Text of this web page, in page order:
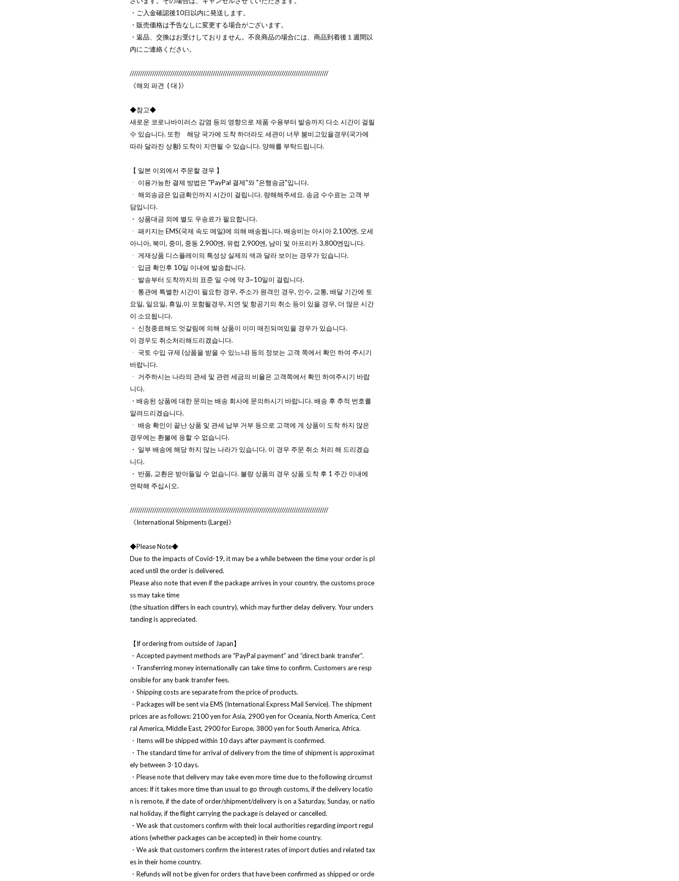
・ご入金確認後10日以内に発送します。
・販売価格は予告なしに変更する場合がございます。
・返品、交換はお受けしておりません。不良商品の場合には、商品到着後１週間以
内にご連絡ください。
//////////////////////////////////////////////////////////////////////////////////////////////////
《해외 파견 ( 대 )》
◆참고◆
새로운 코로나바이러스 감염 등의 영향으로 제품 수용부터 발송까지 다소 시간이 걸릴
수 있습니다. 또한 해당 국가에 도착 하더라도 세관이 너무 붐비고있을경우(국가에
따라 달라진 상황) 도착이 지연될 수 있습니다. 양해를 부탁드립니다.
【 일본 이외에서 주문할 경우 】
ㆍ 이용가능한 결제 방법은 "PayPal 결제"와 "은행송금"입니다.
ㆍ 해외송금은 입금확인까지 시간이 걸립니다. 량해해주세요. 송금 수수료는 고객 부
담입니다.
・ 상품대금 외에 별도 우송료가 필요합니다.
ㆍ 패키지는 EMS(국제 속도 메일)에 의해 배송됩니다. 배송비는 아시아 2,100엔, 오세
아니아, 북미, 중미, 중동 2,900엔, 유럽 2,900엔, 남미 및 아프리카 3,800엔입니다.
ㆍ 게재상품 디스플레이의 특성상 실제의 색과 달라 보이는 경우가 있습니다.
ㆍ 입금 확인후 10일 이내에 발송합니다.
ㆍ 발송부터 도착까지의 표준 일 수에 약 3~10일이 걸립니다.
ㆍ 통관에 특별한 시간이 필요한 경우, 주소가 원격인 경우, 인수, 교통, 배달 기간에 토
요일, 일요일, 휴일,이 포함될경우, 지연 및 항공기의 취소 등이 있을 경우, 더 많은 시간
이 소요됩니다.
・ 신청종료해도 엇갈림에 의해 상품이 이미 매진되여있을 경우가 있습니다.
이 경우도 취소처리해드리겠습니다.
ㆍ 국토 수입 규제 (상품을 받을 수 있느냐) 등의 정보는 고객 쪽에서 확인 하여 주시기
바랍니다.
ㆍ 거주하시는 나라의 관세 및 관련 세금의 비율은 고객쪽에서 확인 하여주시기 바랍
니다.
・배송된 상품에 대한 문의는 배송 회사에 문의하시기 바랍니다. 배송 후 추적 번호를
알려드리겠습니다.
ㆍ 배송 확인이 끝난 상품 및 관세 납부 거부 등으로 고객에 게 상품이 도착 하지 않은
경우에는 환불에 응할 수 없습니다.
・ 일부 배송에 해당 하지 않는 나라가 있습니다. 이 경우 주문 취소 처리 해 드리겠습
니다.
・ 반품, 교환은 받아들일 수 없습니다. 불량 상품의 경우 상품 도착 후 1 주간 이내에
연락해 주십시오.
//////////////////////////////////////////////////////////////////////////////////////////////////
《International Shipments (Large)》
◆Please Note◆
Due to the impacts of Covid-19, it may be a while between the time your order is pl
aced until the order is delivered.
Please also note that even if the package arrives in your country, the customs proce
ss may take time
(the situation differs in each country), which may further delay delivery. Your unders
tanding is appreciated.
【If ordering from outside of Japan】
・Accepted payment methods are “PayPal payment” and “direct bank transfer”.
・Transferring money internationally can take time to confirm. Customers are resp
onsible for any bank transfer fees.
・Shipping costs are separate from the price of products.
・Packages will be sent via EMS (International Express Mail Service). The shipment
prices are as follows: 2100 yen for Asia, 2900 yen for Oceania, North America, Cent
ral America, Middle East, 2900 for Europe, 3800 yen for South America, Africa.
・Items will be shipped within 10 days after payment is confirmed.
・The standard time for arrival of delivery from the time of shipment is approximat
ely between 3-10 days.
・Please note that delivery may take even more time due to the following circumst
ances: If it takes more time than usual to go through customs, if the delivery locatio
n is remote, if the date of order/shipment/delivery is on a Saturday, Sunday, or natio
nal holiday, if the flight carrying the package is delayed or cancelled.
・We ask that customers confirm with their local authorities regarding import regul
ations (whether packages can be accepted) in their home country.
・We ask that customers confirm the interest rates of import duties and related tax
es in their home country.
・Refunds will not be given for orders that have been confirmed as shipped or orde